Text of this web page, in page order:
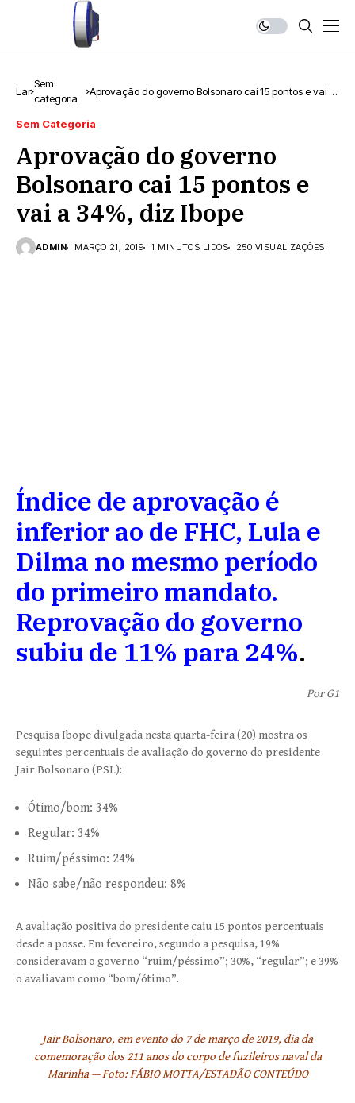
Lar
Sem
categoria
Aprovação do governo Bolsonaro cai 15 pontos e vai a
Sem Categoria
Aprovação do governo
Bolsonaro cai 15 pontos e
vai a 34%, diz Ibope
ADMIN MARÇO 21, 2019 1 MINUTOS LIDOS 250 VISUALIZAÇÕES
Índice de aprovação é
inferior ao de FHC, Lula e
Dilma no mesmo período
do primeiro mandato.
Reprovação do governo
subiu de 11% para 24%.
Por G1
Pesquisa Ibope divulgada nesta quarta-feira (20) mostra os
seguintes percentuais de avaliação do governo do presidente
Jair Bolsonaro (PSL):
Ótimo/bom: 34%
Regular: 34%
Ruim/péssimo: 24%
Não sabe/não respondeu: 8%
A avaliação positiva do presidente caiu 15 pontos percentuais
desde a posse. Em fevereiro, segundo a pesquisa, 19%
consideravam o governo “ruim/péssimo”; 30%, “regular”; e 39%
o avaliavam como “bom/ótimo”.
Jair Bolsonaro, em evento do 7 de março de 2019, dia da
comemoração dos 211 anos do corpo de fuzileiros naval da
Marinha — Foto: FÁBIO MOTTA/ESTADÃO CONTEÚDO